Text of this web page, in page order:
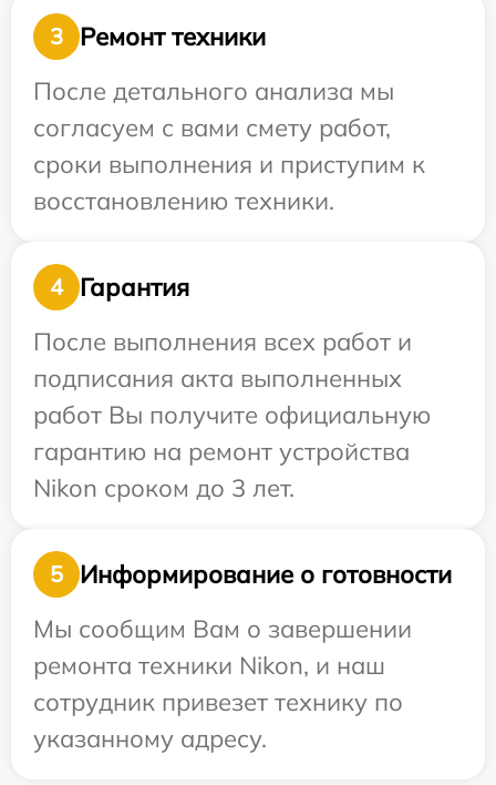
3
Ремонт техники
После детального анализа мы
согласуем с вами смету работ,
сроки выполнения и приступим к
восстановлению техники.
4
Гарантия
После выполнения всех работ и
подписания акта выполненных
работ Вы получите официальную
гарантию на ремонт устройства
Nikon сроком до 3 лет.
5
Информирование о готовности
Мы сообщим Вам о завершении
ремонта техники Nikon, и наш
сотрудник привезет технику по
указанному адресу.